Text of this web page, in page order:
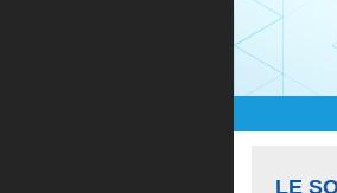
LE